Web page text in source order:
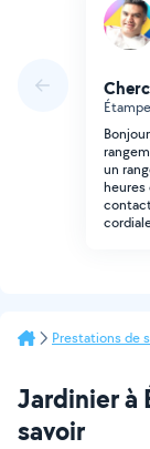
un
heures
Prestations de
Jardinier à
savoir